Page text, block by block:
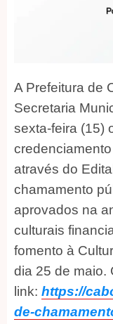
A Prefeitura de
Secretaria
sexta-feira (15)
através do
chamamento
aprovados na
culturais
fomento à
dia 25 de maio.
link: https://
de-